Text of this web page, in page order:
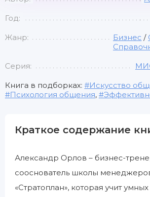
Год:
Жанр: Бизнес /
Серия:
Книга в подборках: Искусство
Психология общения,
Краткое содержание
Александр Орлов – бизнес-
сооснователь школы
«Стратоплан», которая учит